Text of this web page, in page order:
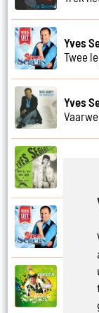
Yves
Twee
Yves
Yves
Vi va